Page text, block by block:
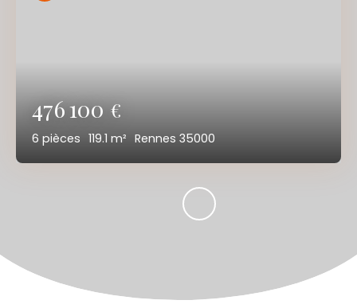
476 100€
6 pièces 119.1 m² Rennes 35000